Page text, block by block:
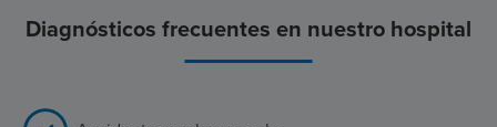
Diagnósticos frecuentes en nuestro hospital